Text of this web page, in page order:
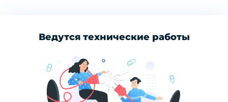
Ведутся технические работы